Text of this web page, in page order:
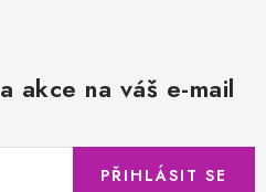
akce na váš e-mail
PŘIHLÁSIT SE